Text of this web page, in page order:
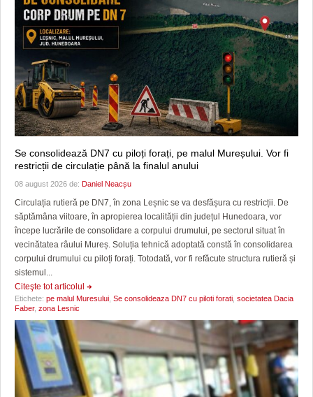
Se consolidează DN7 cu piloți forați, pe malul Mureșului. Vor fi
restricții de circulație până la finalul anului
08 august 2026 de: Daniel Neacșu
Circulația rutieră pe DN7, în zona Leșnic se va desfășura cu restricții. De
săptămâna viitoare, în apropierea localității din județul Hunedoara, vor
începe lucrările de consolidare a corpului drumului, pe sectorul situat în
vecinătatea râului Mureș. Soluția tehnică adoptată constă în consolidarea
corpului drumului cu piloți forați. Totodată, vor fi refăcute structura rutieră și
sistemul...
Citeşte tot articolul
Etichete: pe malul Muresului Se consolideaza DN7 cu piloti forati societatea Dacia
Faber, zona Lesnic